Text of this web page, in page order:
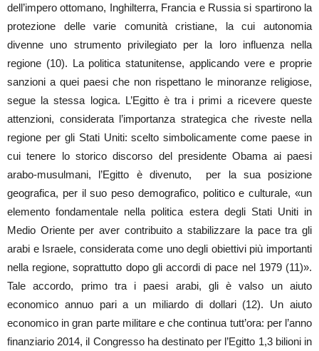
dell’impero ottomano, Inghilterra, Francia e Russia si spartirono la
protezione delle varie comunità cristiane, la cui autonomia
divenne uno strumento privilegiato per la loro influenza nella
regione (10). La politica statunitense, applicando vere e proprie
sanzioni a quei paesi che non rispettano le minoranze religiose,
segue la stessa logica. L’Egitto è tra i primi a ricevere queste
attenzioni, considerata l’importanza strategica che riveste nella
regione per gli Stati Uniti: scelto simbolicamente come paese in
cui tenere lo storico discorso del presidente Obama ai paesi
arabo-musulmani, l’Egitto è divenuto, per la sua posizione
geografica, per il suo peso demografico, politico e culturale, «un
elemento fondamentale nella politica estera degli Stati Uniti in
Medio Oriente per aver contribuito a stabilizzare la pace tra gli
arabi e Israele, considerata come uno degli obiettivi più importanti
nella regione, soprattutto dopo gli accordi di pace nel 1979 (11)».
Tale accordo, primo tra i paesi arabi, gli è valso un aiuto
economico annuo pari a un miliardo di dollari (12). Un aiuto
economico in gran parte militare e che continua tutt’ora: per l’anno
finanziario 2014, il Congresso ha destinato per l’Egitto 1,3 bilioni in